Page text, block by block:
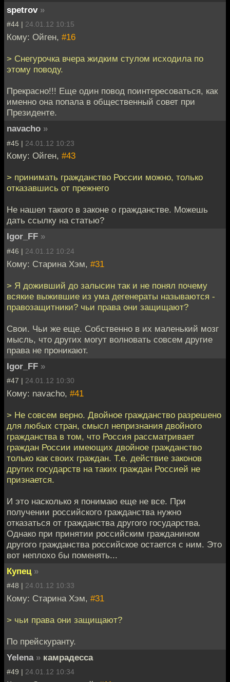
spetrov »
#44 | 24.01.12 10:15
Кому: Ойген, #16
> Снегурочка вчера жидким стулом исходила по
этому поводу.
Прекрасно!!! Еще один повод поинтересоваться, как
именно она попала в общественный совет при
Президенте.
navacho »
#45 | 24.01.12 10:23
Кому: Ойген, #43
> принимать гражданство России можно, только
отказавшись от прежнего
Не нашел такого в законе о гражданстве. Можешь
дать ссылку на статью?
Igor_FF »
#46 | 24.01.12 10:24
Кому: Старина Хэм, #31
> Я доживший до залысин так и не понял почему
всякие выжившие из ума дегенераты называются -
правозащитники? чьи права они защищают?
Свои. Чьи же еще. Собственно в их маленький мозг
мысль, что других могут волновать совсем другие
права не проникают.
Igor_FF »
#47 | 24.01.12 10:30
Кому: navacho, #41
> Не совсем верно. Двойное гражданство разрешено
для любых стран, смысл непризнания двойного
гражданства в том, что Россия рассматривает
граждан России имеющих двойное гражданство
только как своих граждан. Т.е. действие законов
других государств на таких граждан Россией не
признается.
И это насколько я понимаю еще не все. При
получении российского гражданства нужно
отказаться от гражданства другого государства.
Однако при принятии российским гражданином
другого гражданства российское остается с ним. Это
вот неплохо бы поменять...
Купец »
#48 | 24.01.12 10:33
Кому: Старина Хэм, #31
> чьи права они защищают?
По прейскуранту.
Yelena » камрадесса
#49 | 24.01.12 10:34